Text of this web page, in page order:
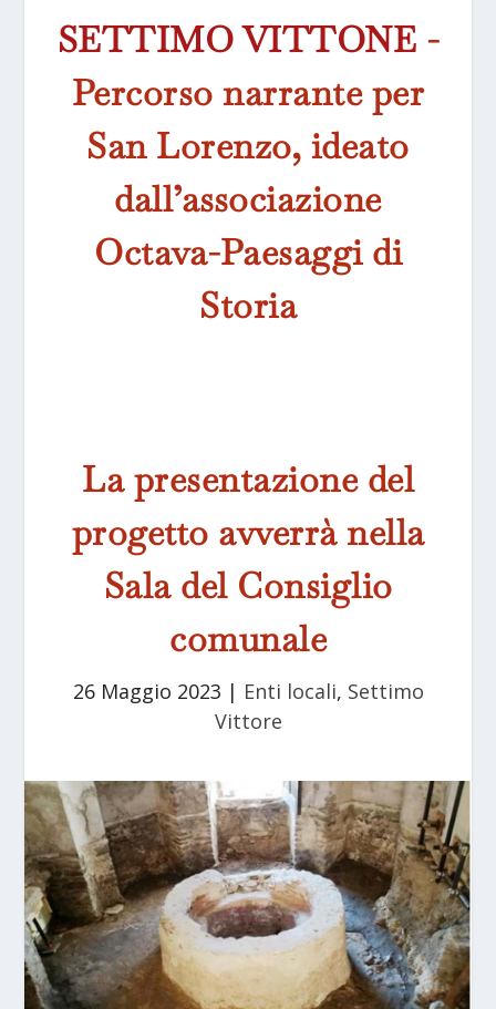
SETTIMO VITTONE -
Percorso narrante per
San Lorenzo, ideato
dall’associazione
Octava-Paesaggi di
Storia
La presentazione del
progetto avverrà nella
Sala del Consiglio
comunale
26 Maggio 2023 | Enti locali, Settimo
Vittore